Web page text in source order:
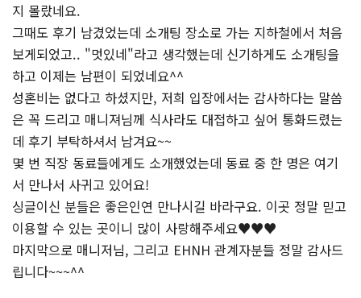
지 몰랐네요.
그때도 후기 남겼었는데 소개팅 장소로 가는 지하철에서 처음
보게되었고.. "멋있네"라고 생각했는데 신기하게도 소개팅을
하고 이제는 남편이 되었네요^^
성혼비는 없다고 하셨지만, 저희 입장에서는 감사하다는 말씀
은 꼭 드리고 매니져님께 식사라도 대접하고 싶어 통화드렸는
데 후기 부탁하셔서 남겨요~~
몇 번 직장 동료들에게도 소개했었는데 동료 중 한 명은 여기
서 만나서 사귀고 있어요!
싱글이신 분들은 좋은인연 만나시길 바라구요. 이곳 정말 믿고
이용할 수 있는 곳이니 많이 사랑해주세요♥♥♥
마지막으로 매니저님, 그리고 EHNH 관계자분들 정말 감사드
립니다~~~^^